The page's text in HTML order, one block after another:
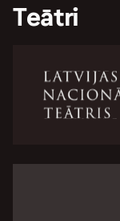
Teātri